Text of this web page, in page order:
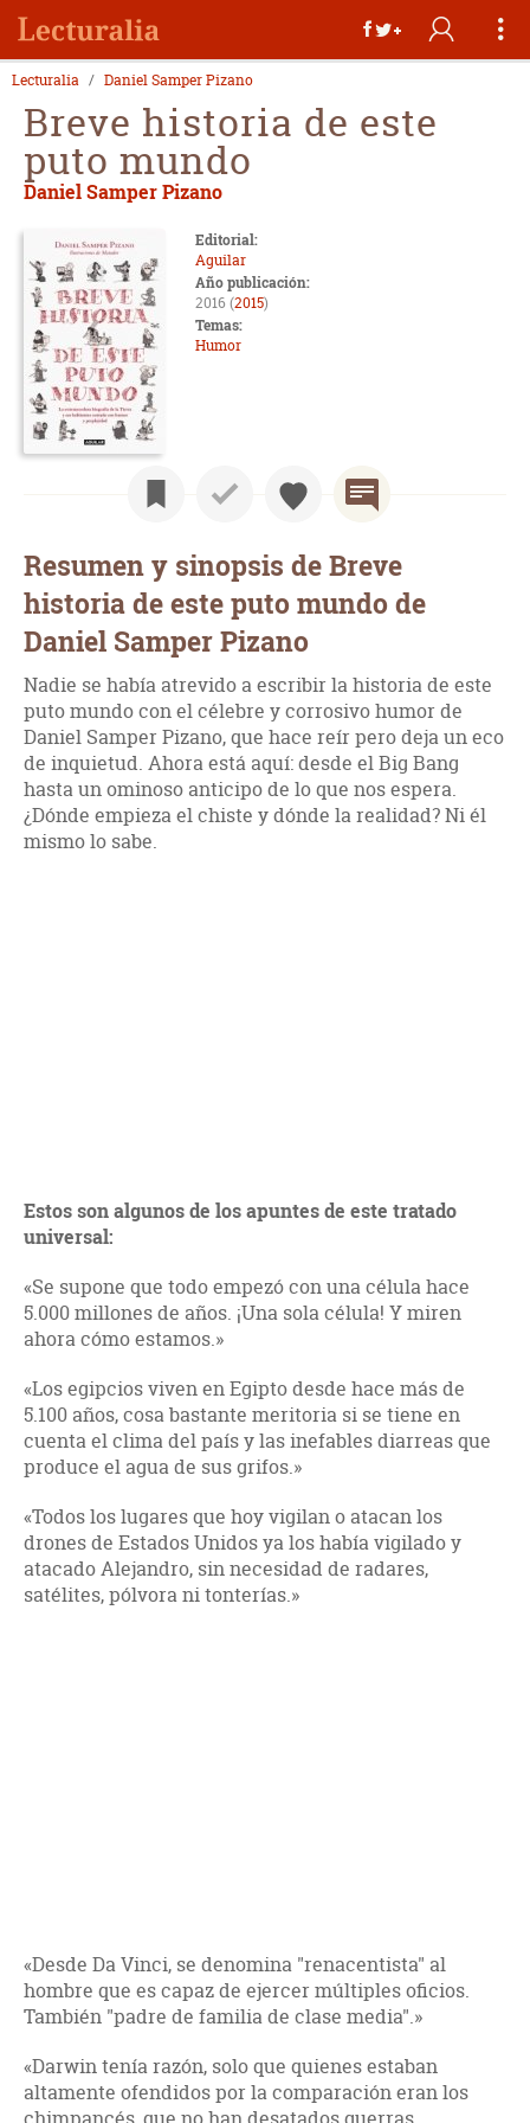
Lecturalia Daniel Samper Pizano
Breve historia de este
puto mundo
Daniel Samper Pizano
Editorial:
Aguilar
Año publicación:
2016 (2015)
Temas:
Humor
Resumen y sinopsis de Breve
historia de este puto mundo de
Daniel Samper Pizano
Nadie se había atrevido a escribir la historia de este
puto mundo con el célebre y corrosivo humor de
Daniel Samper Pizano, que hace reír pero deja un eco
de inquietud. Ahora está aquí: desde el Big Bang
hasta un ominoso anticipo de lo que nos espera.
¿Dónde empieza el chiste y dónde la realidad? Ni él
mismo lo sabe.
Estos son algunos de los apuntes de este tratado
universal:
«Se supone que todo empezó con una célula hace
5.000 millones de años. ¡Una sola célula! Y miren
ahora cómo estamos.»
«Los egipcios viven en Egipto desde hace más de
5.100 años, cosa bastante meritoria si se tiene en
cuenta el clima del país y las inefables diarreas que
produce el agua de sus grifos.»
«Todos los lugares que hoy vigilan o atacan los
drones de Estados Unidos ya los había vigilado y
atacado Alejandro, sin necesidad de radares,
satélites, pólvora ni tonterías.»
«Desde Da Vinci, se denomina "renacentista" al
hombre que es capaz de ejercer múltiples oficios.
También "padre de familia de clase media".»
«Darwin tenía razón, solo que quienes estaban
altamente ofendidos por la comparación eran los